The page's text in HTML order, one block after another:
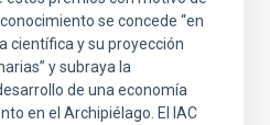
se concede “en
científica y su proyección
y subraya la
de una economía
en el Archipiélago. El IAC